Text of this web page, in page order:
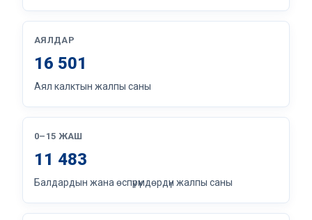
АЯЛДАР
16 501
Аял калктын жалпы саны
0–15 ЖАШ
11 483
Балдардын жана өспүрүмдөрдүн жалпы саны